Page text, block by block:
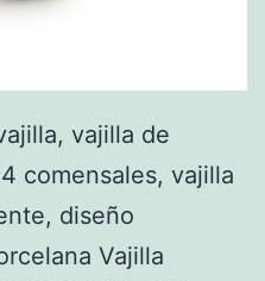
vajilla de
comensales, vajilla
diseño
Vajilla